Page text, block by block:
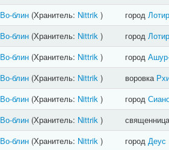
Во-блин(Хранитель: Nittrik ) город
Во-блин(Хранитель: Nittrik ) город
Во-блин(Хранитель: Nittrik ) город
Во-блин(Хранитель: Nittrik ) воровка
Во-блин(Хранитель: Nittrik ) город
Во-блин(Хранитель: Nittrik )
Во-блин(Хранитель: Nittrik ) город Деус